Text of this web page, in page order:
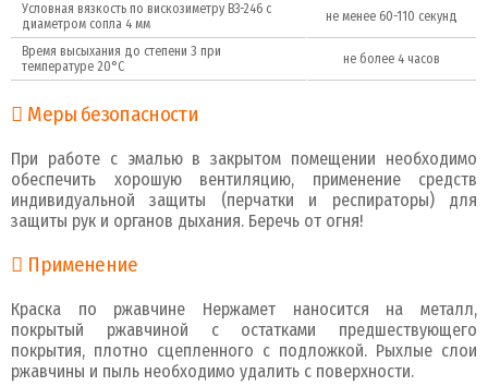
Условная вязкость по вискозиметру ВЗ-246 с
диаметром сопла 4 мм
не менее 60-110 секунд
Время высыхания до степени 3 при
температуре 20°С
не более 4 часов
Меры безопасности
При работе с эмалью в закрытом помещении необходимо
обеспечить хорошую вентиляцию, применение средств
индивидуальной защиты (перчатки и респираторы) для
защиты рук и органов дыхания. Беречь от огня!
Применение
Краска по ржавчине Нержамет наносится на металл,
покрытый ржавчиной с остатками предшествующего
покрытия, плотно сцепленного с подложкой. Рыхлые слои
ржавчины и пыль необходимо удалить с поверхности.